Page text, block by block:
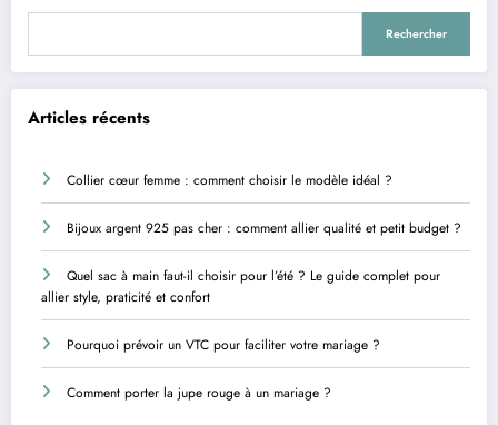
Rechercher
Articles récents
Collier cœur femme : comment choisir le modèle idéal ?
Bijoux argent 925 pas cher : comment allier qualité et petit budget ?
Quel sac à main faut-il choisir pour l’été ? Le guide complet pour
allier style, praticité et confort
Pourquoi prévoir un VTC pour faciliter votre mariage ?
Comment porter la jupe rouge à un mariage ?